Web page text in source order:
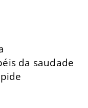
da saudade